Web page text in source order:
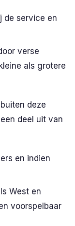
de service en
verse
als grotere
deze
deel uit van
en indien
West en
voorspelbaar